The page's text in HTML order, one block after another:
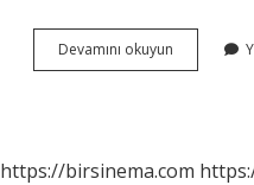
Devamını okuyun
Kurtarma
https://birsinema.com